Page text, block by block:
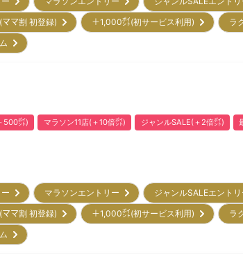
(ママ割 初登録) ＋1,000㌽(初サービス利用) ラ
ム
500㌽) マラソン11店(＋10倍㌽) ジャンルSALE(＋2倍㌽)
ー マラソンエントリー ジャンルSALEエント
(ママ割 初登録) ＋1,000㌽(初サービス利用) ラ
ム